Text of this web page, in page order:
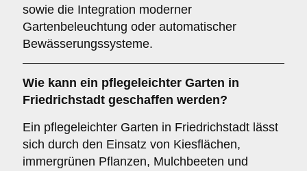
sowie die Integration moderner
Gartenbeleuchtung oder automatischer
Bewässerungssysteme.
Wie kann ein pflegeleichter Garten in
Friedrichstadt geschaffen werden?
Ein pflegeleichter Garten in Friedrichstadt lässt
sich durch den Einsatz von Kiesflächen,
immergrünen Pflanzen, Mulchbeeten und